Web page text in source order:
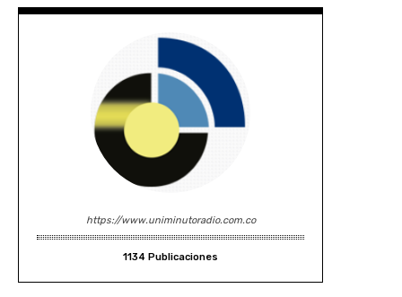
https://www.uniminutoradio.com.co
1134 Publicaciones